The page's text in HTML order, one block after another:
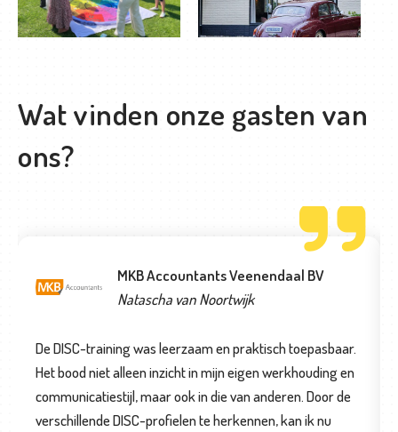
Wat vinden onze gasten van
ons?
MKB Accountants Veenendaal BV
Natascha van Noortwijk
De DISC-training was leerzaam en praktisch toepasbaar.
Het bood niet alleen inzicht in mijn eigen werkhouding en
communicatiestijl, maar ook in die van anderen. Door de
verschillende DISC-profielen te herkennen, kan ik nu